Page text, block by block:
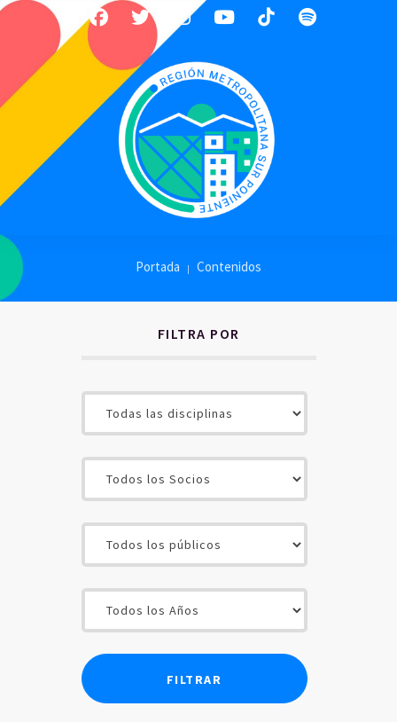
CONTENIDOS
SOCIOS
Portada Contenidos
FILTRA POR